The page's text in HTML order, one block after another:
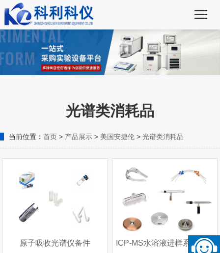
光谱类消耗品
当前位置： 首页 > 产品展示 > 美国安捷伦 > 光谱类消耗品
原子吸收光谱仪备件 ICP-MS水溶液进样系统备件